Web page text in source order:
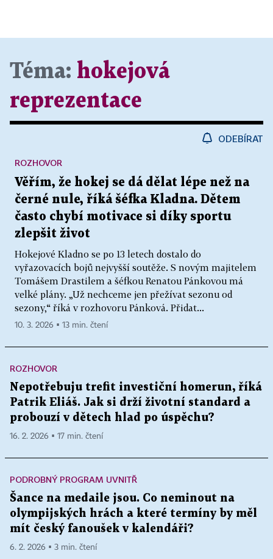
Téma: hokejová
reprezentace
ODEBÍRAT
Věřím, že hokej se dá dělat lépe než na
černé nule, říká šéfka Kladna. Dětem
často chybí motivace si díky sportu
zlepšit život
Hokejové Kladno se po 13 letech dostalo do
vyřazovacích bojů nejvyšší soutěže. S novým majitelem
Tomášem Drastilem a šéfkou Renatou Pánkovou má
velké plány. „Už nechceme jen přežívat sezonu od
sezony,“ říká v rozhovoru Pánková. Přidat...
ROZHOVOR
10. 3. 2026 ▪ 13 min. čtení
ROZHOVOR
Nepotřebuju trefit investiční homerun, říká
Patrik Eliáš. Jak si drží životní standard a
probouzí v dětech hlad po úspěchu?
16. 2. 2026 ▪ 17 min. čtení
PODROBNÝ PROGRAM UVNITŘ
Šance na medaile jsou. Co neminout na
olympijských hrách a které termíny by měl
mít český fanoušek v kalendáři?
6. 2. 2026 ▪ 3 min. čtení